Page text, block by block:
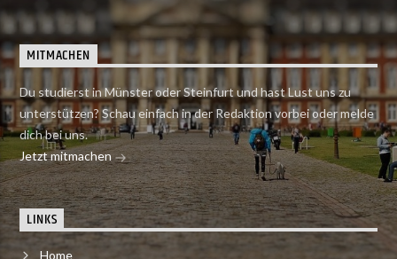
MITMACHEN
Du studierst in Münster oder Steinfurt und hast Lust uns zu
unterstützen? Schau einfach in der Redaktion vorbei oder melde
dich bei uns.
Jetzt mitmachen
LINKS
Home